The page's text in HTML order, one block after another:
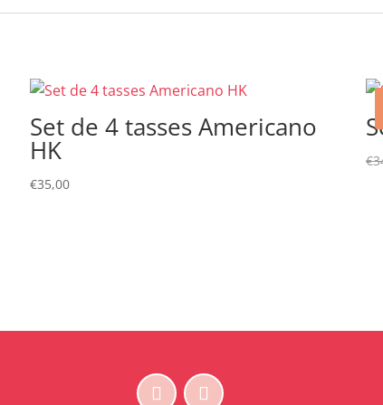
Set de 4 tasses Americano
HK
€35,00
€